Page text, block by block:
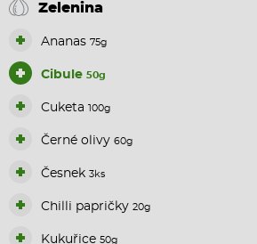
Zelenina
Ananas 75g
+ Cibule 50g
Cuketa 100g
Černé olivy 60g
Česnek 3ks
Chilli papričky 20g
Kukuřice 50g